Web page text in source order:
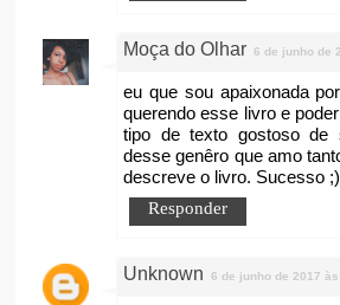
Moça do Olhar 6 de junho de
eu que sou apaixonada
querendo esse livro e
tipo de texto gostoso de
desse genêro que amo
descreve o livro. Sucesso ;)
Responder
Unknown 6 de junho de 2017 às